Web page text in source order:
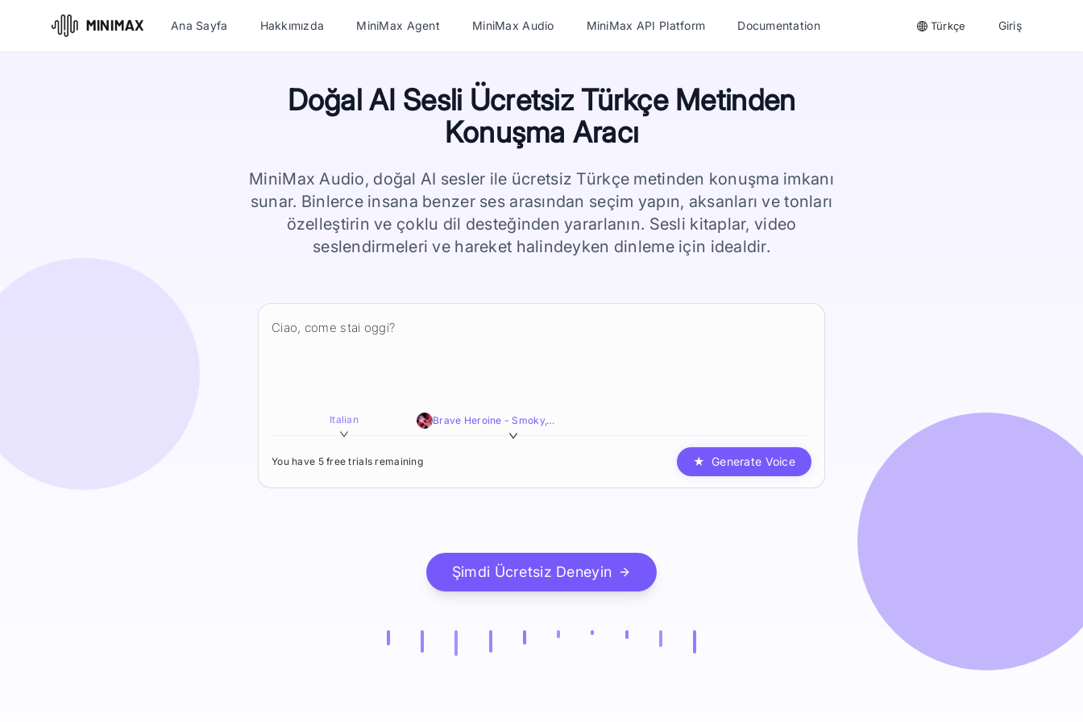
Ana Sayfa Hakkımızda MiniMax Agent MiniMax Audio MiniMax API Platform Documentation Türkçe Giriş
Doğal AI Sesli Ücretsiz Türkçe Metinden
Konuşma Aracı
MiniMax Audio, doğal AI sesler ile ücretsiz Türkçe metinden konuşma imkanı
sunar. Binlerce insana benzer ses arasından seçim yapın, aksanları ve tonları
özelleştirin ve çoklu dil desteğinden yararlanın. Sesli kitaplar, video
seslendirmeleri ve hareket halindeyken dinleme için idealdir.
Italian Brave Heroine - Smoky,Cool,Textured
You have 5 free trials remaining ★ Generate Voice
Şimdi Ücretsiz Deneyin